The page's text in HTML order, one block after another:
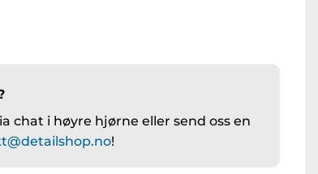
chat i høyre hjørne eller send oss en
!